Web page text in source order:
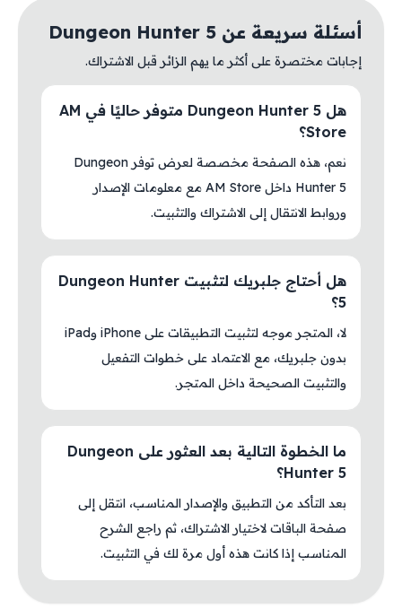
أسئلة سريعة عن Dungeon Hunter 5
إجابات مختصرة على أكثر ما يهم الزائر قبل الاشتراك.
هل Dungeon Hunter 5 متوفر حاليًا في AM
Store؟
نعم، هذه الصفحة مخصصة لعرض توفر Dungeon
Hunter 5 داخل AM Store مع معلومات الإصدار
وروابط الانتقال إلى الاشتراك والتثبيت.
هل أحتاج جلبريك لتثبيت Dungeon Hunter
5؟
لا، المتجر موجه لتثبيت التطبيقات على iPhone وiPad
بدون جلبريك، مع الاعتماد على خطوات التفعيل
والتثبيت الصحيحة داخل المتجر.
ما الخطوة التالية بعد العثور على Dungeon
Hunter 5؟
بعد التأكد من التطبيق والإصدار المناسب، انتقل إلى
صفحة الباقات لاختيار الاشتراك، ثم راجع الشرح
المناسب إذا كانت هذه أول مرة لك في التثبيت.